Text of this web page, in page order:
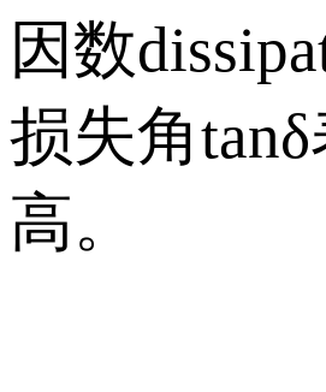
因数
损失角
高。